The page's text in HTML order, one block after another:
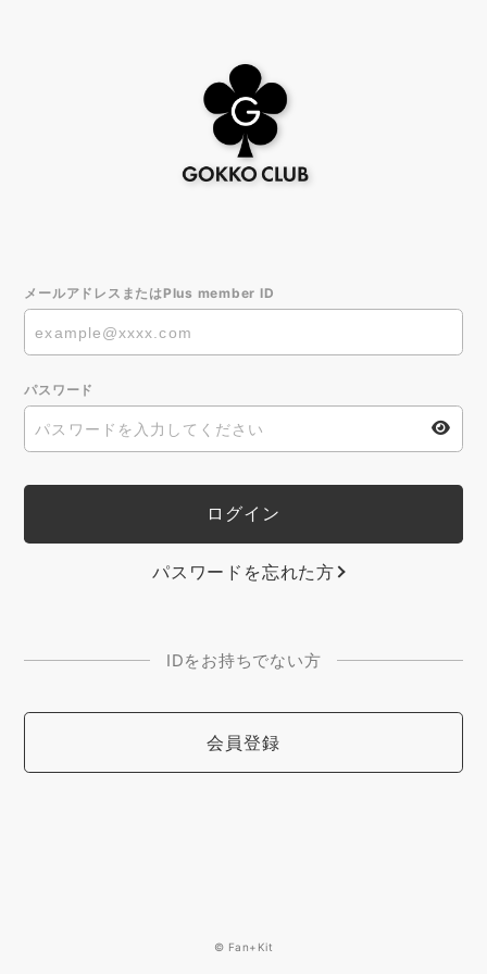
メールアドレスまたはPlus member ID
パスワード
パスワードを忘れた方
IDをお持ちでない方
会員登録
© Fan+Kit